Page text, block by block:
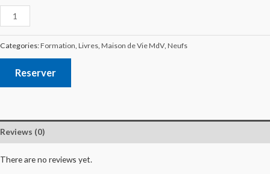
Categories:Formation Livres Maison de Vie MdV Neufs
Reserver
Reviews (0)
There are no reviews yet.